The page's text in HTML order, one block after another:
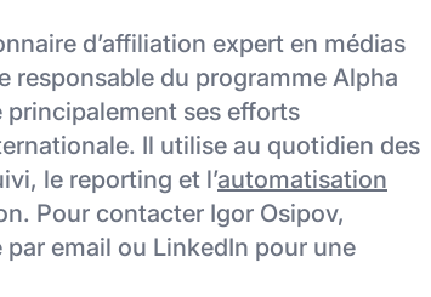
d’affiliation expert en médias
responsable du programme Alpha
ses efforts
Il utilise au quotidien des
le reporting et l’automatisation
Pour contacter Igor Osipov,
par email ou LinkedIn pour une